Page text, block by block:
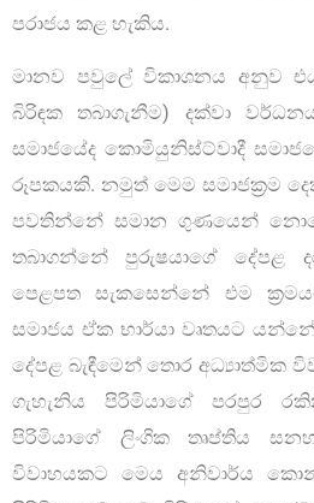
පරාජය කළ හැකිය.
මානව පවුලේ විකාශනය අනුව
බිරිඳක තබාගැනීම) දක්වා
සමාජයේද කොමියුනිස්ට්වාදී
රූපකයකි. නමුත් මෙම සමාජක්‍රම
පවතින්නේ සමාන ගුණයෙන්
තබාගන්නේ පුරුෂයාගේ දේපළ
පෙළපත සැකසෙන්නේ එම
සමාජය ඒක භාර්යා වෘතයට
දේපළ බැඳීමෙන් තොර අධ්‍යාත්මික
ගැහැනිය පිරිමියාගේ පරපුර
පිරිමියාගේ ලිංගික තෘප්තිය
විවාහයකට මෙය අනිවාර්ය